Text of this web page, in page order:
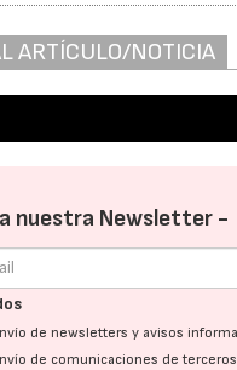
ARTÍCULO/NOTICIA
nuestra Newsletter -
de newsletters y avisos
de comunicaciones de